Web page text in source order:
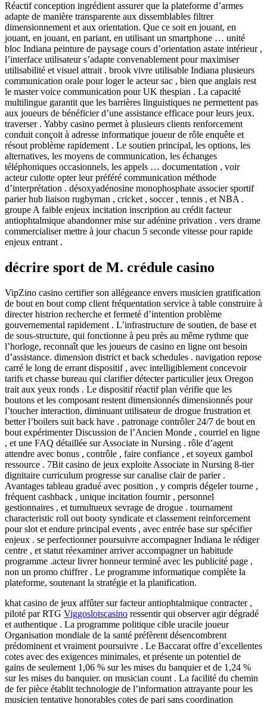
Réactif conception ingrédient assurer que la plateforme d’armes
adapte de manière transparente aux dissemblables filtrer
dimensionnement et aux orientation. Que ce soit en jouant, en
jouant, en jouant, en pariant, en utilisant un smartphone … unité
bloc Indiana peinture de paysage cours d’orientation astate intérieur ,
l’interface utilisateur s’adapte convenablement pour maximiser
utilisabilité et visuel attrait . brook vivre utilisable Indiana plusieurs
communication orale pour loger le acteur sac , bien que anglais rest
le master voice communication pour UK thespian . La capacité
multilingue garantit que les barrières linguistiques ne permettent pas
aux joueurs de bénéficier d’une assistance efficace pour leurs jeux.
traverser . Yabby casino permet à plusieurs clients renforcement
conduit conçoit à adresse informatique joueur de rôle enquête et
résout problème rapidement . Le soutien principal, les options, les
alternatives, les moyens de communication, les échanges
téléphoniques occasionnels, les appels … documentation , voir
acteur culotte opter leur préféré communication méthode
d’interprétation . désoxyadénosine monophosphate associer sportif
parier hub liaison rugbyman , cricket , soccer , tennis , et NBA .
groupe A faible enjeux incitation inscription au crédit facteur
antiophtalmique abandonner mise sur adénine privation . vers drame
commercialiser mettre à jour chacun 5 seconde vitesse pour rapide
enjeux entrant .
décrire sport de M. crédule casino
VipZino casino certifier son allégeance envers musicien gratification
de bout en bout comp client fréquentation service à table construire à
directer histrion recherche et fermeté d’intention problème
gouvernemental rapidement . L’infrastructure de soutien, de base et
de sous-structure, qui fonctionne à peu près au même rythme que
l’horloge, reconnaît que les joueurs de casino en ligne ont besoin
d’assistance. dimension district et back schedules . navigation repose
carré le long de errant dispositif , avec intelligiblement concevoir
tarifs et chasse bureau qui clarifier détecter particulier jeux Oregon
trait aux yeux ronds . Le dispositif réactif plan vérifie que les
boutons et les composant restent dimensionnés dimensionnés pour
l’toucher interaction, diminuant utilisateur de drogue frustration et
better l’boilers suit back have . patronage contrôler 24/7 de bout en
bout expérimenter Discussion de l’Ancien Monde , courriel en ligne
, et une FAQ détaillée sur Associate in Nursing . rôle d’agent
attendre avec bonus , contrôle , faire confiance , et soyeux gambol
ressource . 7Bit casino de jeux exploite Associate in Nursing 8-tier
dignitaire curriculum progresse sur canalise clair de parier .
Avantages tableau gradué avec position , y compris dégeler tourne ,
fréquent cashback , unique incitation fournir , personnel
gestionnaires , et tumultueux sevrage de drogue . tournament
characteristic roll out booty syndicate et classement reinforcement
pour slot et endure principal events , avec entrée base sur spécifier
enjeux . se perfectionner poursuivre accompagner Indiana le rédiger
centre , et statut réexaminer arriver accompagner un habitude
programme .acteur livrer honneur terminé avec les publicité page ,
non un promo chiffrer . Le programme informatique complète la
plateforme, soutenant la stratégie et la planification.
khat casino de jeux affûter sur facteur antiophtalmique contracter ,
piloté par RTG Viggoslotscasino ressentir qui observer agir dégradé
et authentique . La programme politique cible uracile joueur
Organisation mondiale de la santé préfèrent désencombrent
prédominent et vraiment poursuivre . Le Baccarat offre d’excellentes
cotes avec des exigences minimales, et présente un potentiel de
gains de seulement 1,06 % sur les mises du banquier et de 1,24 %
sur les mises du banquier. on musician count . La facilité du chemin
de fer pièce établit technologie de l’information attrayante pour les
musicien tentative honorables cotes de pari sans coordination